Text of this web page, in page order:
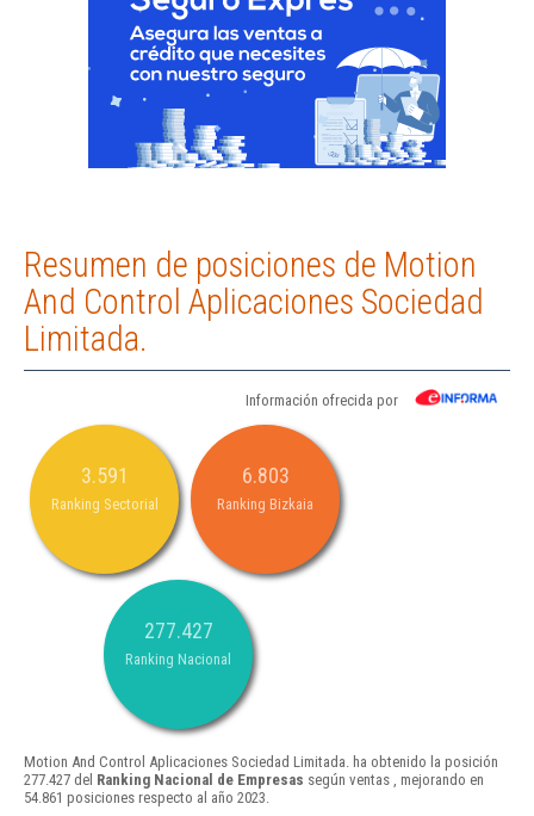
Resumen de posiciones de Motion
And Control Aplicaciones Sociedad
Limitada.
Información ofrecida por
3.591
Ranking Sectorial
6.803
Ranking Bizkaia
277.427
Ranking Nacional
Motion And Control Aplicaciones Sociedad Limitada. ha obtenido la posición
277.427 del Ranking Nacional de Empresas según ventas , mejorando en
54.861 posiciones respecto al año 2023.